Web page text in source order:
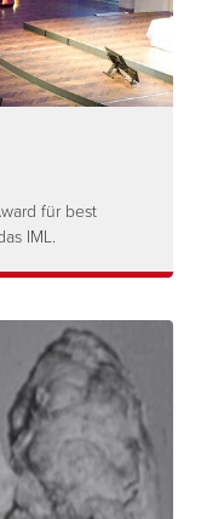
für best
IML.